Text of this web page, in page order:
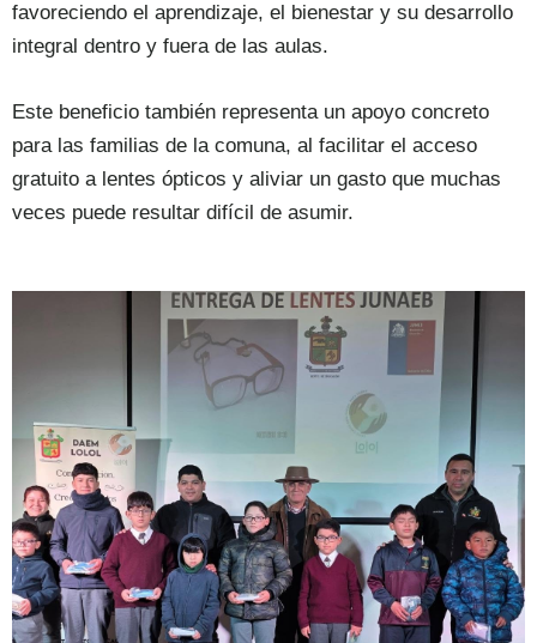
favoreciendo el aprendizaje, el bienestar y su desarrollo
integral dentro y fuera de las aulas.
Este beneficio también representa un apoyo concreto
para las familias de la comuna, al facilitar el acceso
gratuito a lentes ópticos y aliviar un gasto que muchas
veces puede resultar difícil de asumir.